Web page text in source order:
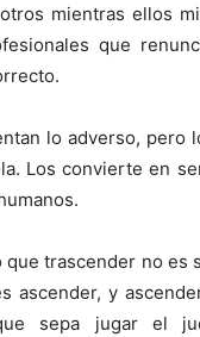
mientras ellos
que
lo adverso, pero
Los convierte en
que trascender no es
ascender, y
sepa jugar el